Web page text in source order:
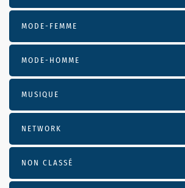
MODE-FEMME
MODE-HOMME
MUSIQUE
NETWORK
NON CLASSÉ